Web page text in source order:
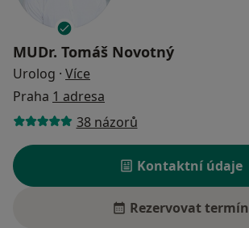
MUDr. Tomáš Novotný
Urolog · Více
Praha 1 adresa
38 názorů
Kontaktní údaje
Rezervovat termín